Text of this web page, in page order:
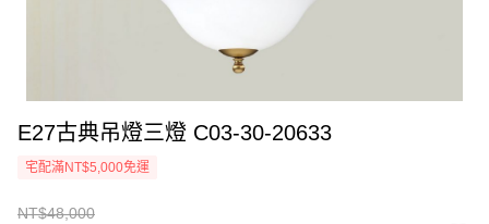
E27古典吊燈三燈 C03-30-20633
宅配滿NT$5,000免運
NT$48,000